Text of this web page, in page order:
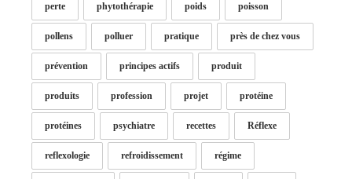
perte phytothérapie poids poisson
pollens polluer pratique près de chez vous
prévention principes actifs produit
produits profession projet protéine
protéines psychiatre recettes Réflexe
reflexologie refroidissement régime